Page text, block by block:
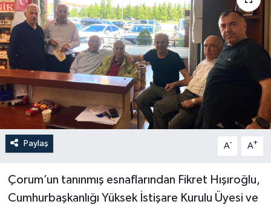
Paylaş A- A+
Çorum’un tanınmış esnaflarından Fikret Hışıroğlu,
Cumhurbaşkanlığı Yüksek İstişare Kurulu Üyesi ve
AKTÜEL
EĞİTİM
İLÇELER
OTOPARK
TEKNOLOJİ
Son Dakika Haberleri
Haber Arşivi